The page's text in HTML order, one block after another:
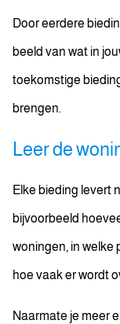
Door eerdere
beeld van wat in
toekomstige
brengen.
Leer de
Elke bieding levert
bijvoorbeeld
woningen, in welke
hoe vaak er wordt
Naarmate je meer